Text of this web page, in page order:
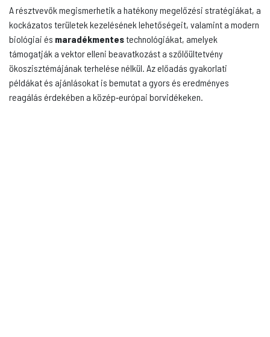
A résztvevők megismerhetik a hatékony megelőzési stratégiákat, a
kockázatos területek kezelésének lehetőségeit, valamint a modern
biológiai és maradékmentestechnológiákat, amelyek
támogatják a vektor elleni beavatkozást a szőlőültetvény
ökoszisztémájának terhelése nélkül. Az előadás gyakorlati
példákat és ajánlásokat is bemutat a gyors és eredményes
reagálás érdekében a közép‑európai borvidékeken.